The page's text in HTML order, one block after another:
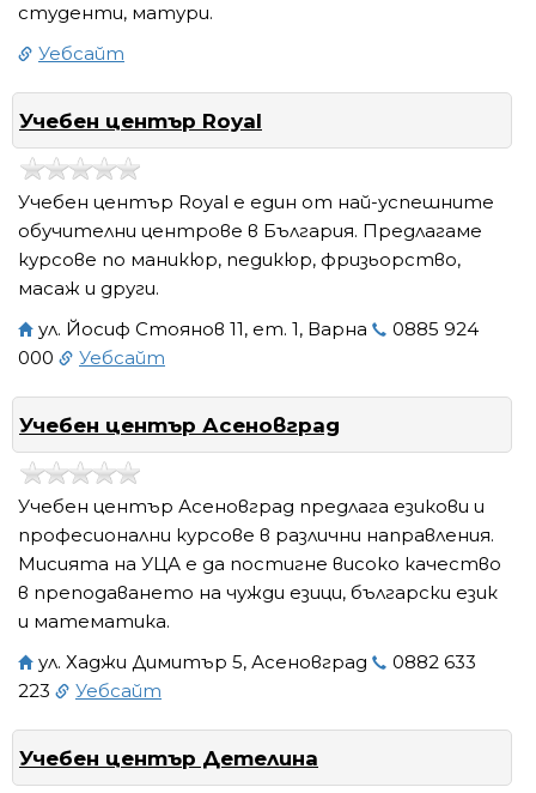
студенти, матури.
Уебсайт
Учебен център Royal
Учебен център Royal е един от най-успешните
обучителни центрове в България. Предлагаме
курсове по маникюр, педикюр, фризьорство,
масаж и други.
ул. Йосиф Стоянов 11, ет. 1, Варна
0885 924
000
Уебсайт
Учебен център Асеновград
Учебен център Асеновград предлага езикови и
професионални курсове в различни направления.
Мисията на УЦА е да постигне високо качество
в преподаването на чужди езици, български език
и математика.
ул. Хаджи Димитър 5, Асеновград
0882 633
223
Уебсайт
Учебен център Детелина